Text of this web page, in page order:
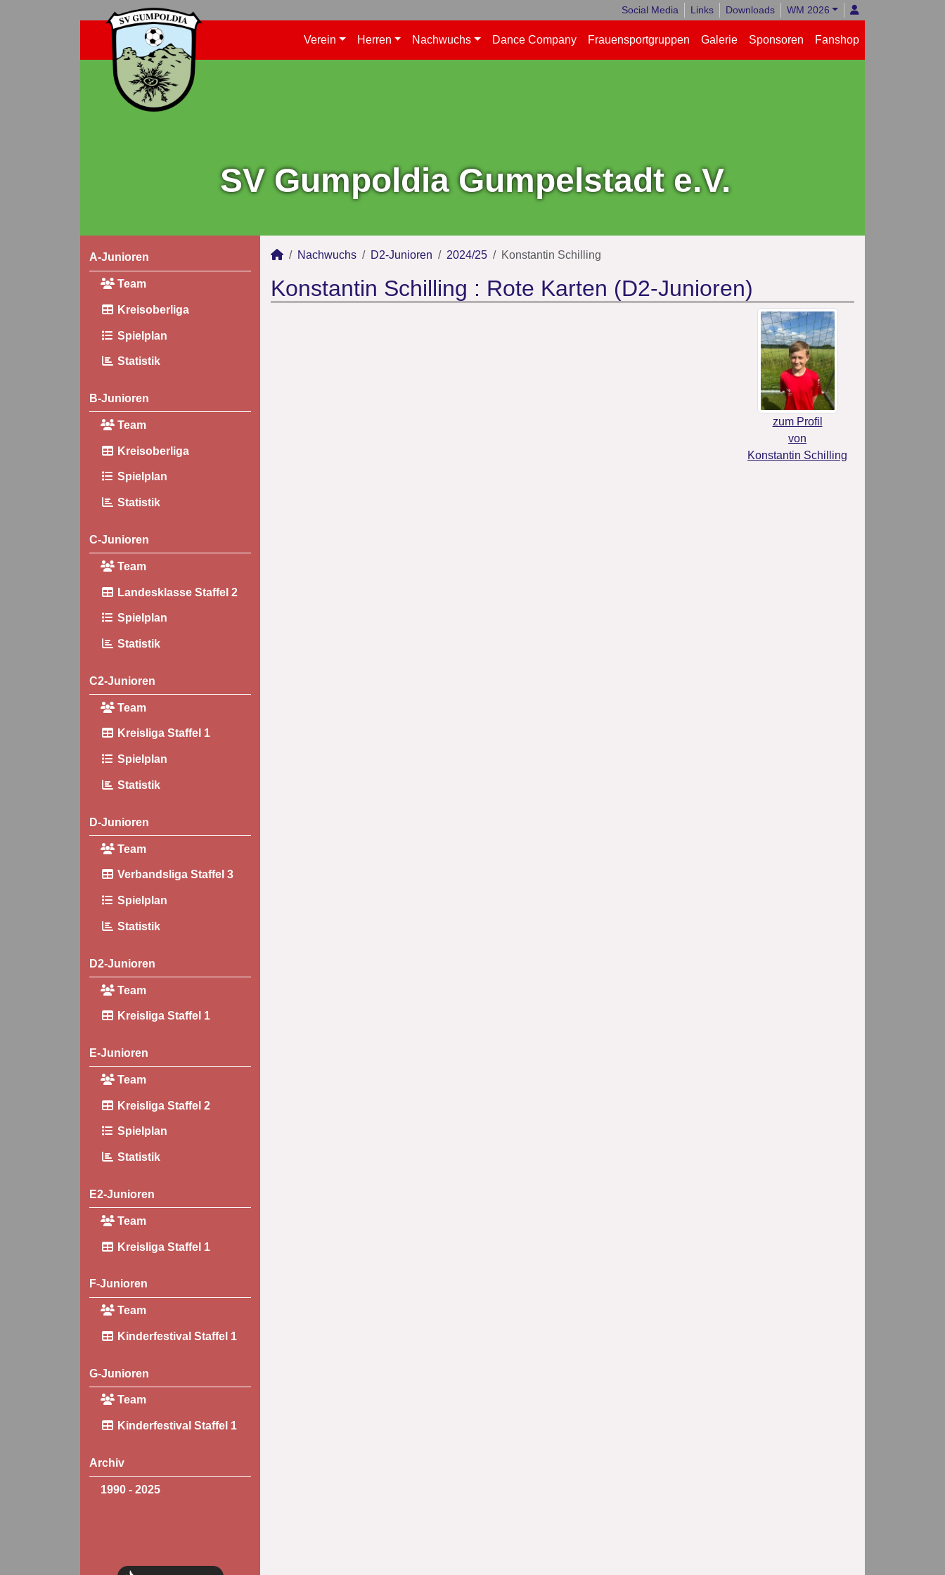
Social Media Links Downloads WM 2026
Verein Herren Nachwuchs Dance Company Frauensportgruppen Galerie Sponsoren Fanshop
SV Gumpoldia Gumpelstadt e.V.
A-Junioren
Team
Kreisoberliga
Spielplan
Statistik
B-Junioren
Team
Kreisoberliga
Spielplan
Statistik
C-Junioren
Team
Landesklasse Staffel 2
Spielplan
Statistik
C2-Junioren
Team
Kreisliga Staffel 1
Spielplan
Statistik
D-Junioren
Team
Verbandsliga Staffel 3
Spielplan
Statistik
D2-Junioren
Team
Kreisliga Staffel 1
E-Junioren
Team
Kreisliga Staffel 2
Spielplan
Statistik
E2-Junioren
Team
Kreisliga Staffel 1
F-Junioren
Team
Kinderfestival Staffel 1
G-Junioren
Team
Kinderfestival Staffel 1
Archiv
1990 - 2025
Nachwuchs D2-Junioren 2024/25 Konstantin Schilling
Konstantin Schilling : Rote Karten (D2-Junioren)
zum Profil
von
Konstantin Schilling